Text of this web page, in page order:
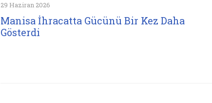
29 Haziran 2026
Manisa İhracatta Gücünü Bir Kez Daha
Gösterdi